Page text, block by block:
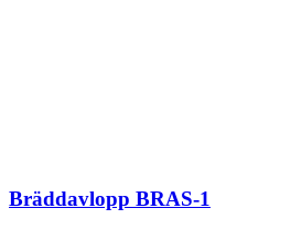
Bräddavlopp BRAS-1